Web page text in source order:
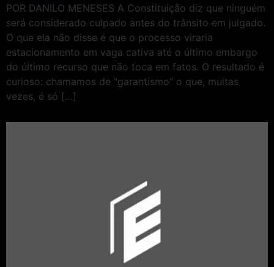
POR DANILO MENESES A Constituição diz que ninguém
será considerado culpado antes do trânsito em julgado.
O que ela não disse é que o processo viraria
estacionamento em vaga cativa até o último embargo
do último recurso que não toca em fatos. O resultado é
curioso: chamamos de “garantismo” o que, muitas
vezes, é só […]